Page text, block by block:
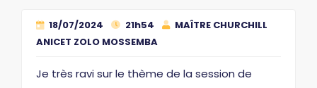
18/07/2024 21h54
MAÎTRE CHURCHILL
ANICET ZOLO MOSSEMBA
Je très ravi sur le thème de la session de